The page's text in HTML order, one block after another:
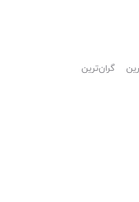
گران‌ترین